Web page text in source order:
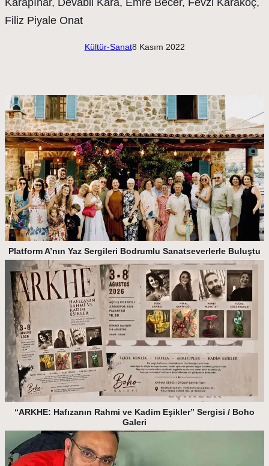
Kültür-Sanat8 Kasım 2022
Platform A’nın Yaz Sergileri Bodrumlu Sanatseverlerle Buluştu
“ARKHE: Hafızanın Rahmi ve Kadim Eşikler” Sergisi / Boho
Galeri